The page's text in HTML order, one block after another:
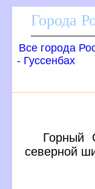
Города
се города
- Гуссенбах
Горный
северной